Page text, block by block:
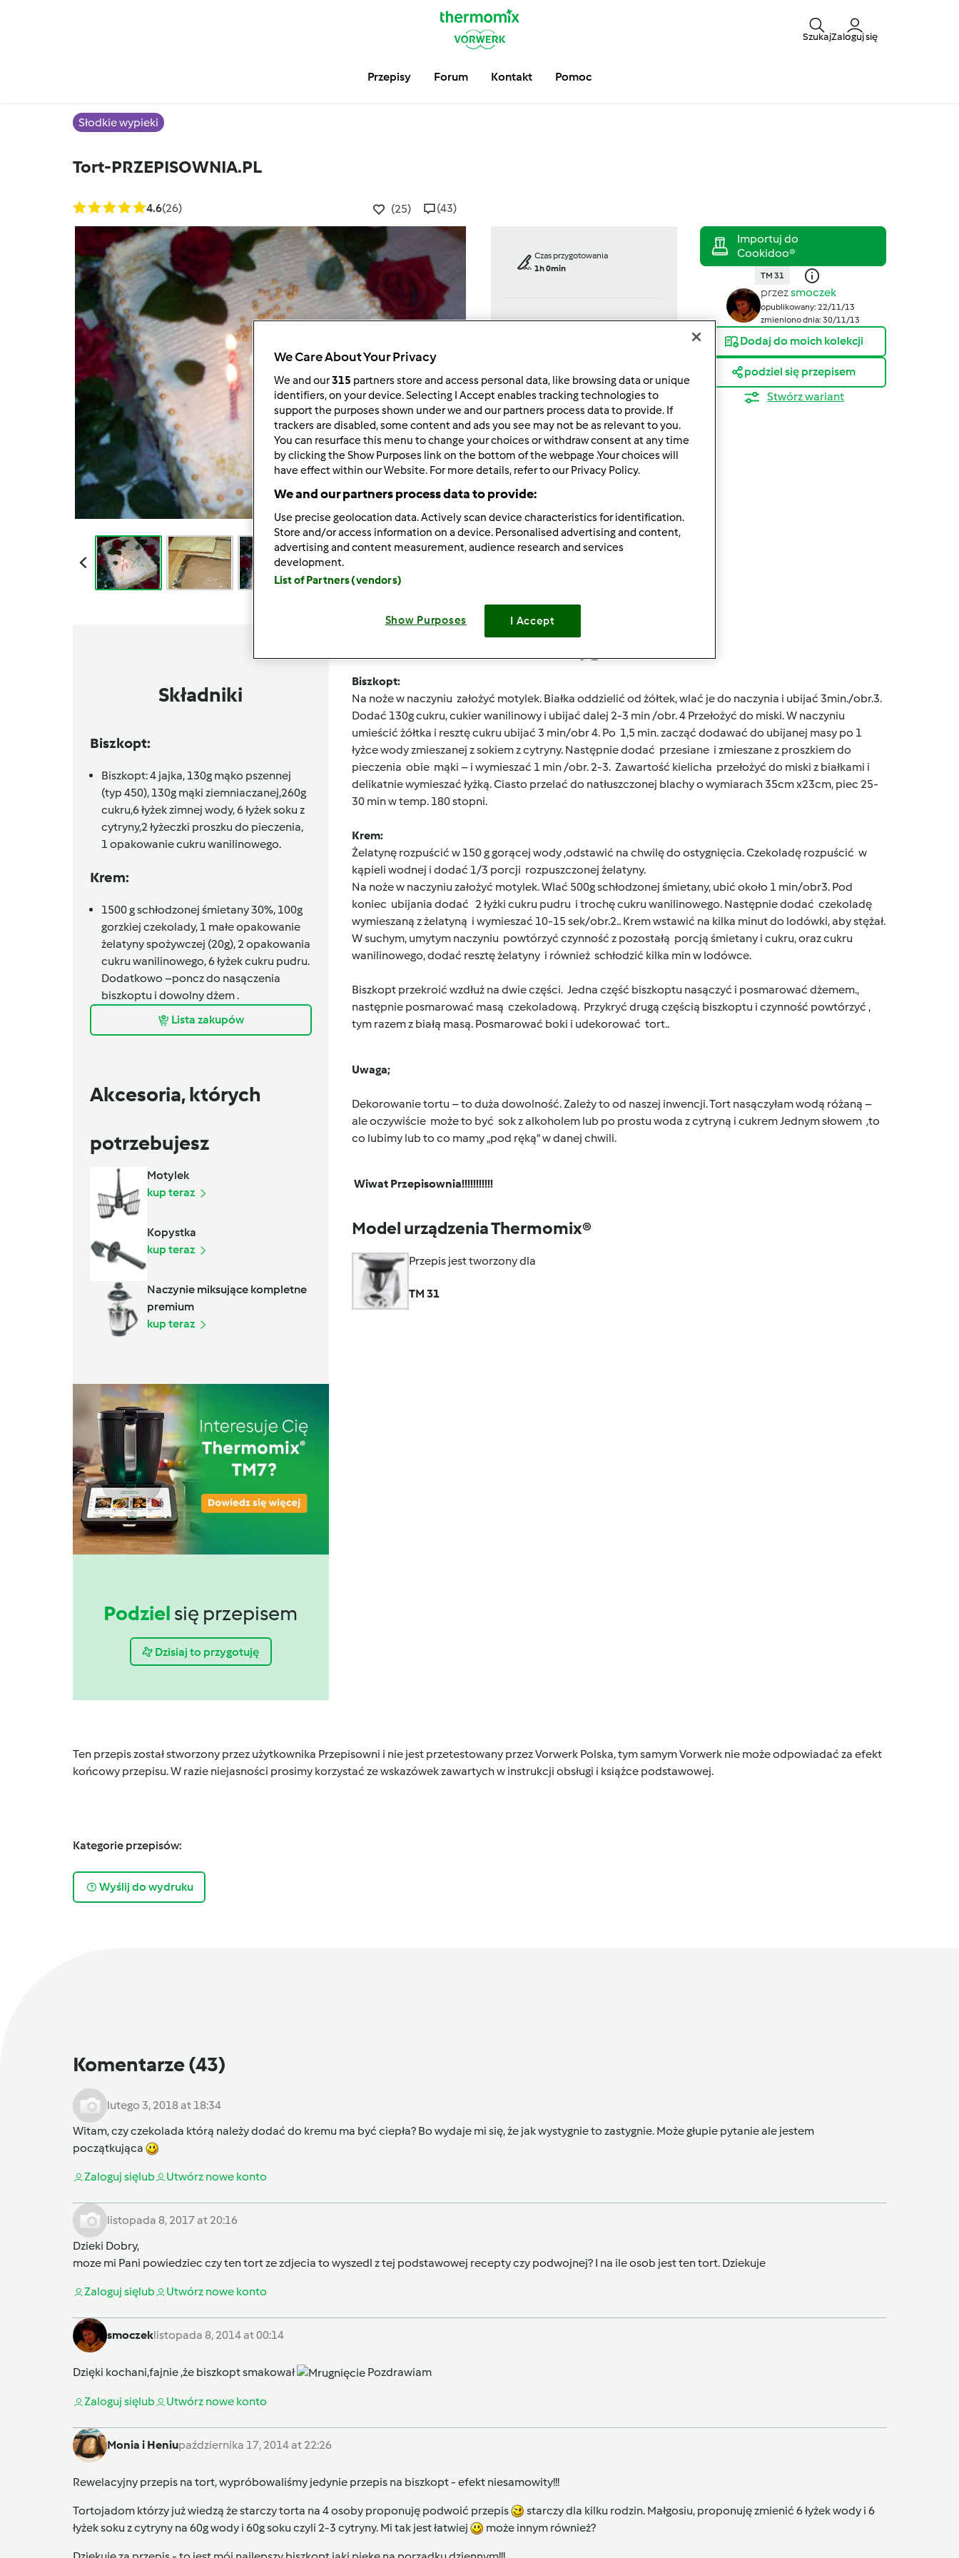
SzukajZaloguj się
Przepisy Forum Kontakt Pomoc
Słodkie wypieki
Tort-PRZEPISOWNIA.PL
4.6(26) (25) (43)
Czas przygotowania
1h 0min
porcja/porcje/porcji
0kawałek/kawałki/kawałków
Poziom
TM 31
przezsmoczek
opublikowany: 22/11/13
zmieniono dnia: 30/11/13
Dodaj do moich kolekcji
podziel się przepisem
Stwórz wariant
Składniki
Biszkopt:
Biszkopt: 4 jajka, 130g mąko pszennej
(typ 450), 130g mąki ziemniaczanej,260g
cukru,6 łyżek zimnej wody, 6 łyżek soku z
cytryny,2 łyżeczki proszku do pieczenia,
1 opakowanie cukru wanilinowego.
Krem:
1500 g schłodzonej śmietany 30%, 100g
gorzkiej czekolady, 1 małe opakowanie
żelatyny spożywczej (20g), 2 opakowania
cukru wanilinowego, 6 łyżek cukru pudru.
Dodatkowo –poncz do nasączenia
biszkoptu i dowolny dżem .
Lista zakupów
Akcesoria, których
potrzebujesz
Motylek
kup teraz
Kopystka
kup teraz
Naczynie miksujące kompletne
premium
kup teraz
Podziel się przepisem
Dzisiaj to przygotuję
Biszkopt:
Na noże w naczyniu założyć motylek. Białka oddzielić od żółtek, wlać je do naczynia i ubijać 3min./obr.3.
Dodać 130g cukru, cukier wanilinowy i ubijać dalej 2-3 min /obr. 4 Przełożyć do miski. W naczyniu
umieścić żółtka i resztę cukru ubijać 3 min/obr 4. Po 1,5 min. zacząć dodawać do ubijanej masy po 1
łyżce wody zmieszanej z sokiem z cytryny. Następnie dodać przesiane i zmieszane z proszkiem do
pieczenia obie mąki – i wymieszać 1 min /obr. 2-3. Zawartość kielicha przełożyć do miski z białkami i
delikatnie wymieszać łyżką. Ciasto przelać do natłuszczonej blachy o wymiarach 35cm x23cm, piec 25-
30 min w temp. 180 stopni.
Krem:
Żelatynę rozpuścić w 150 g gorącej wody ,odstawić na chwilę do ostygnięcia. Czekoladę rozpuścić w
kąpieli wodnej i dodać 1/3 porcji rozpuszczonej żelatyny.
Na noże w naczyniu założyć motylek. Wlać 500g schłodzonej śmietany, ubić około 1 min/obr3. Pod
koniec ubijania dodać 2 łyżki cukru pudru i trochę cukru wanilinowego. Następnie dodać czekoladę
wymieszaną z żelatyną i wymieszać 10-15 sek/obr.2.. Krem wstawić na kilka minut do lodówki, aby stężał.
W suchym, umytym naczyniu powtórzyć czynność z pozostałą porcją śmietany i cukru, oraz cukru
wanilinowego, dodać resztę żelatyny i również schłodzić kilka min w lodówce.
Biszkopt przekroić wzdłuż na dwie części. Jedna część biszkoptu nasączyć i posmarować dżemem.,
następnie posmarować masą czekoladową. Przykryć drugą częścią biszkoptu i czynność powtórzyć ,
tym razem z białą masą. Posmarować boki i udekorować tort..
Uwaga;
Dekorowanie tortu – to duża dowolność. Zależy to od naszej inwencji. Tort nasączyłam wodą różaną –
ale oczywiście może to być sok z alkoholem lub po prostu woda z cytryną i cukrem Jednym słowem ,to
co lubimy lub to co mamy „pod ręką” w danej chwili.
Wiwat Przepisownia!!!!!!!!!!!
Model urządzenia Thermomix®
Przepis jest tworzony dla
TM 31
Ten przepis został stworzony przez użytkownika Przepisowni i nie jest przetestowany przez Vorwerk Polska, tym samym Vorwerk nie może odpowiadać za efekt
końcowy przepisu. W razie niejasności prosimy korzystać ze wskazówek zawartych w instrukcji obsługi i książce podstawowej.
Kategorie przepisów:
Wyślij do wydruku
Komentarze(43)
lutego 3, 2018 at 18:34
Witam, czy czekolada którą należy dodać do kremu ma być ciepła? Bo wydaje mi się, że jak wystygnie to zastygnie. Może głupie pytanie ale jestem
początkująca
Zaloguj sięlub Utwórz nowe konto
listopada 8, 2017 at 20:16
Dzieki Dobry,
moze mi Pani powiedziec czy ten tort ze zdjecia to wyszedl z tej podstawowej recepty czy podwojnej? I na ile osob jest ten tort. Dziekuje
Zaloguj sięlub Utwórz nowe konto
smoczeklistopada 8, 2014 at 00:14
Dzięki kochani,fajnie ,że biszkopt smakował Pozdrawiam
Zaloguj sięlub Utwórz nowe konto
Monia i Heniupaździernika 17, 2014 at 22:26
Rewelacyjny przepis na tort, wypróbowaliśmy jedynie przepis na biszkopt - efekt niesamowity!!!
Tortojadom którzy już wiedzą że starczy torta na 4 osoby proponuję podwoić przepis
starczy dla kilku rodzin. Małgosiu, proponuję zmienić 6 łyżek wody i 6
łyżek soku z cytryny na 60g wody i 60g soku czyli 2-3 cytryny. Mi tak jest łatwiej
może innym również?
We Care About Your Privacy
We and our315 partners store and access personal data, like browsing data or unique
identifiers, on your device. Selecting I Accept enables tracking technologies to
support the purposes shown under we and our partners process data to provide. If
trackers are disabled, some content and ads you see may not be as relevant to you.
You can resurface this menu to change your choices or withdraw consent at any time
by clicking the Show Purposes link on the bottom of the webpage .Your choices will
have effect within our Website. For more details, refer to our Privacy Policy.
We and our partners process data to provide:
Use precise geolocation data. Actively scan device characteristics for identification.
Store and/or access information on a device. Personalised advertising and content,
advertising and content measurement, audience research and services
development.
List of Partners (vendors)
Show Purposes I Accept